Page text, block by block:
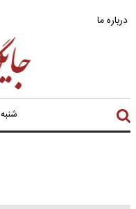
درباره ما
شنبه ۱۷ مرداد ۱۴۰۵